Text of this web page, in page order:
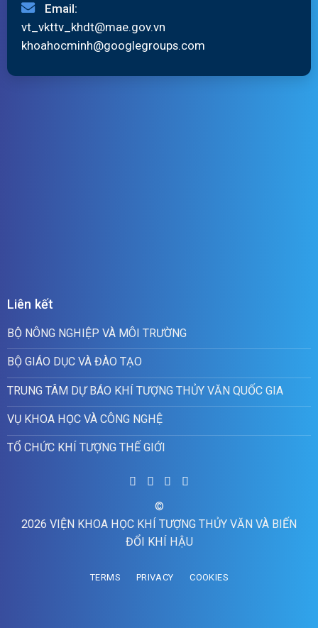
Email:
vt_vkttv_khdt@mae.gov.vn
khoahocminh@googlegroups.com
Liên kết
BỘ NÔNG NGHIỆP VÀ MÔI TRƯỜNG
BỘ GIÁO DỤC VÀ ĐÀO TẠO
TRUNG TÂM DỰ BÁO KHÍ TƯỢNG THỦY VĂN QUỐC GIA
VỤ KHOA HỌC VÀ CÔNG NGHỆ
TỔ CHỨC KHÍ TƯỢNG THẾ GIỚI
©
2026 VIỆN KHOA HỌC KHÍ TƯỢNG THỦY VĂN VÀ BIẾN
ĐỔI KHÍ HẬU
TERMS PRIVACY COOKIES